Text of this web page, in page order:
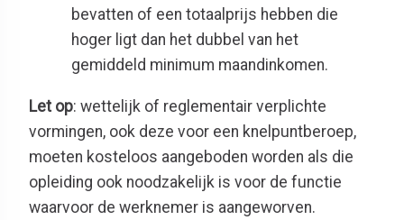
bevatten of een totaalprijs hebben die
hoger ligt dan het dubbel van het
gemiddeld minimum maandinkomen.
Let op: wettelijk of reglementair verplichte
vormingen, ook deze voor een knelpuntberoep,
moeten kosteloos aangeboden worden als die
opleiding ook noodzakelijk is voor de functie
waarvoor de werknemer is aangeworven.